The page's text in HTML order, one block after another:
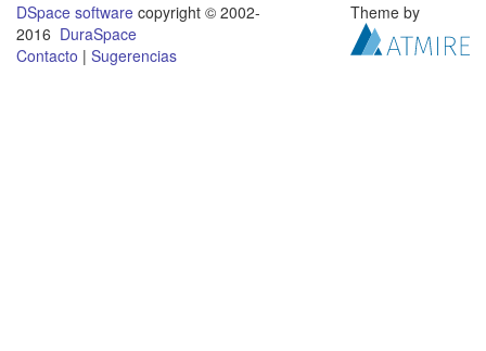
DSpace software copyright © 2002-
2016 DuraSpace
Contacto | Sugerencias
Theme by